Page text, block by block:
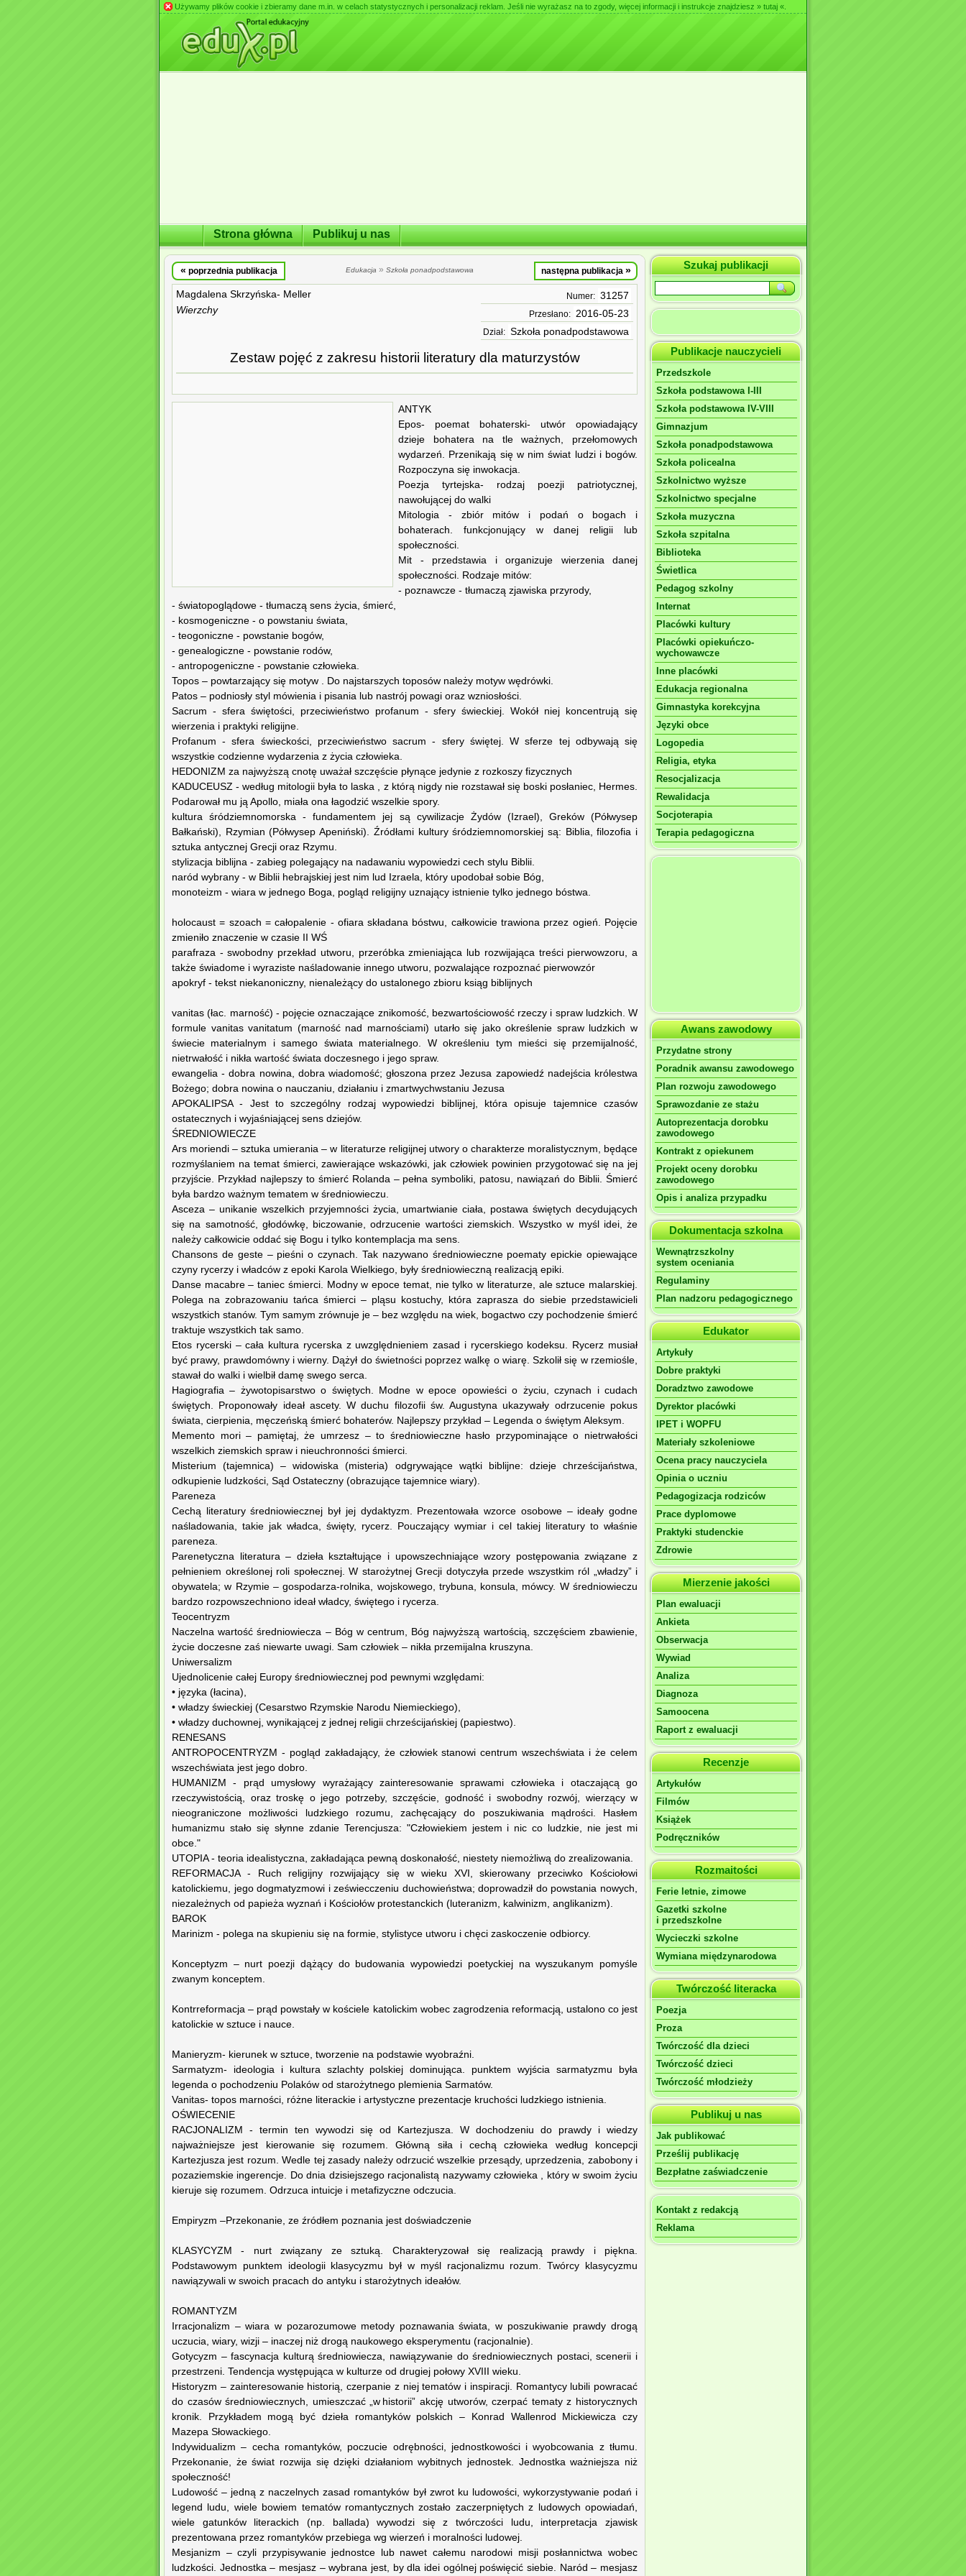
Używamy plików cookie i zbieramy dane m.in. w celach statystycznych i personalizacji reklam. Jeśli nie wyrażasz na to zgody, więcej informacji i instrukcje znajdziesz » tutaj «
Strona główna Publikuj u nas
« poprzednia publikacja Edukacja » Szkoła ponadpodstawowa następna publikacja »
Magdalena Skrzyńska- Meller
Wierzchy
Numer: 31257
Przesłano: 2016-05-23
Dział: Szkoła ponadpodstawowa
Zestaw pojęć z zakresu historii literatury dla maturzystów
ANTYK
Epos- poemat bohaterski- utwór opowiadający
dzieje bohatera na tle ważnych, przełomowych
wydarzeń. Przenikają się w nim świat ludzi i bogów.
Rozpoczyna się inwokacja.
Poezja tyrtejska- rodzaj poezji patriotycznej,
nawołującej do walki
Mitologia - zbiór mitów i podań o bogach i
bohaterach. funkcjonujący w danej religii lub
społeczności.
Mit - przedstawia i organizuje wierzenia danej
społeczności. Rodzaje mitów:
- poznawcze - tłumaczą zjawiska przyrody,
- światopoglądowe - tłumaczą sens życia, śmierć,
- kosmogeniczne - o powstaniu świata,
- teogoniczne - powstanie bogów,
- genealogiczne - powstanie rodów,
- antropogeniczne - powstanie człowieka.
Topos – powtarzający się motyw . Do najstarszych toposów należy motyw wędrówki.
Patos – podniosły styl mówienia i pisania lub nastrój powagi oraz wzniosłości.
Sacrum - sfera świętości, przeciwieństwo profanum - sfery świeckiej. Wokół niej koncentrują się
wierzenia i praktyki religijne.
Profanum - sfera świeckości, przeciwieństwo sacrum - sfery świętej. W sferze tej odbywają się
wszystkie codzienne wydarzenia z życia człowieka.
HEDONIZM za najwyższą cnotę uważał szczęście płynące jedynie z rozkoszy fizycznych
KADUCEUSZ - według mitologii była to laska , z którą nigdy nie rozstawał się boski posłaniec, Hermes.
Podarował mu ją Apollo, miała ona łagodzić wszelkie spory.
kultura śródziemnomorska - fundamentem jej są cywilizacje Żydów (Izrael), Greków (Półwysep
Bałkański), Rzymian (Półwysep Apeniński). Źródłami kultury śródziemnomorskiej są: Biblia, filozofia i
sztuka antycznej Grecji oraz Rzymu.
stylizacja biblijna - zabieg polegający na nadawaniu wypowiedzi cech stylu Biblii.
naród wybrany - w Biblii hebrajskiej jest nim lud Izraela, który upodobał sobie Bóg,
monoteizm - wiara w jednego Boga, pogląd religijny uznający istnienie tylko jednego bóstwa.
holocaust = szoach = całopalenie - ofiara składana bóstwu, całkowicie trawiona przez ogień. Pojęcie
zmieniło znaczenie w czasie II WŚ
parafraza - swobodny przekład utworu, przeróbka zmieniająca lub rozwijająca treści pierwowzoru, a
także świadome i wyraziste naśladowanie innego utworu, pozwalające rozpoznać pierwowzór
apokryf - tekst niekanoniczny, nienależący do ustalonego zbioru ksiąg biblijnych
vanitas (łac. marność) - pojęcie oznaczające znikomość, bezwartościowość rzeczy i spraw ludzkich. W
formule vanitas vanitatum (marność nad marnościami) utarło się jako określenie spraw ludzkich w
świecie materialnym i samego świata materialnego. W określeniu tym mieści się przemijalność,
nietrwałość i nikła wartość świata doczesnego i jego spraw.
ewangelia - dobra nowina, dobra wiadomość; głoszona przez Jezusa zapowiedź nadejścia królestwa
Bożego; dobra nowina o nauczaniu, działaniu i zmartwychwstaniu Jezusa
APOKALIPSA - Jest to szczególny rodzaj wypowiedzi biblijnej, która opisuje tajemnice czasów
ostatecznych i wyjaśniającej sens dziejów.
ŚREDNIOWIECZE
Ars moriendi – sztuka umierania – w literaturze religijnej utwory o charakterze moralistycznym, będące
rozmyślaniem na temat śmierci, zawierające wskazówki, jak człowiek powinien przygotować się na jej
przyjście. Przykład najlepszy to śmierć Rolanda – pełna symboliki, patosu, nawiązań do Biblii. Śmierć
była bardzo ważnym tematem w średniowieczu.
Asceza – unikanie wszelkich przyjemności życia, umartwianie ciała, postawa świętych decydujących
się na samotność, głodówkę, biczowanie, odrzucenie wartości ziemskich. Wszystko w myśl idei, że
należy całkowicie oddać się Bogu i tylko kontemplacja ma sens.
Chansons de geste – pieśni o czynach. Tak nazywano średniowieczne poematy epickie opiewające
czyny rycerzy i władców z epoki Karola Wielkiego, były średniowieczną realizacją epiki.
Danse macabre – taniec śmierci. Modny w epoce temat, nie tylko w literaturze, ale sztuce malarskiej.
Polega na zobrazowaniu tańca śmierci – pląsu kostuchy, która zaprasza do siebie przedstawicieli
wszystkich stanów. Tym samym zrównuje je – bez względu na wiek, bogactwo czy pochodzenie śmierć
traktuje wszystkich tak samo.
Etos rycerski – cała kultura rycerska z uwzględnieniem zasad i rycerskiego kodeksu. Rycerz musiał
być prawy, prawdomówny i wierny. Dążył do świetności poprzez walkę o wiarę. Szkolił się w rzemiośle,
stawał do walki i wielbił damę swego serca.
Hagiografia – żywotopisarstwo o świętych. Modne w epoce opowieści o życiu, czynach i cudach
świętych. Proponowały ideał ascety. W duchu filozofii św. Augustyna ukazywały odrzucenie pokus
świata, cierpienia, męczeńską śmierć bohaterów. Najlepszy przykład – Legenda o świętym Aleksym.
Memento mori – pamiętaj, że umrzesz – to średniowieczne hasło przypominające o nietrwałości
wszelkich ziemskich spraw i nieuchronności śmierci.
Misterium (tajemnica) – widowiska (misteria) odgrywające wątki biblijne: dzieje chrześcijaństwa,
odkupienie ludzkości, Sąd Ostateczny (obrazujące tajemnice wiary).
Pareneza
Cechą literatury średniowiecznej był jej dydaktyzm. Prezentowała wzorce osobowe – ideały godne
naśladowania, takie jak władca, święty, rycerz. Pouczający wymiar i cel takiej literatury to właśnie
pareneza.
Parenetyczna literatura – dzieła kształtujące i upowszechniające wzory postępowania związane z
pełnieniem określonej roli społecznej. W starożytnej Grecji dotyczyła przede wszystkim ról „władzy” i
obywatela; w Rzymie – gospodarza-rolnika, wojskowego, trybuna, konsula, mówcy. W średniowieczu
bardzo rozpowszechniono ideał władcy, świętego i rycerza.
Teocentryzm
Naczelna wartość średniowiecza – Bóg w centrum, Bóg najwyższą wartością, szczęściem zbawienie,
życie doczesne zaś niewarte uwagi. Sam człowiek – nikła przemijalna kruszyna.
Uniwersalizm
Ujednolicenie całej Europy średniowiecznej pod pewnymi względami:
• języka (łacina),
• władzy świeckiej (Cesarstwo Rzymskie Narodu Niemieckiego),
• władzy duchownej, wynikającej z jednej religii chrześcijańskiej (papiestwo).
RENESANS
ANTROPOCENTRYZM - pogląd zakładający, że człowiek stanowi centrum wszechświata i że celem
wszechświata jest jego dobro.
HUMANIZM - prąd umysłowy wyrażający zainteresowanie sprawami człowieka i otaczającą go
rzeczywistością, oraz troskę o jego potrzeby, szczęście, godność i swobodny rozwój, wierzący w
nieograniczone możliwości ludzkiego rozumu, zachęcający do poszukiwania mądrości. Hasłem
humanizmu stało się słynne zdanie Terencjusza: "Człowiekiem jestem i nic co ludzkie, nie jest mi
obce."
UTOPIA - teoria idealistyczna, zakładająca pewną doskonałość, niestety niemożliwą do zrealizowania.
REFORMACJA - Ruch religijny rozwijający się w wieku XVI, skierowany przeciwko Kościołowi
katolickiemu, jego dogmatyzmowi i zeświecczeniu duchowieństwa; doprowadził do powstania nowych,
niezależnych od papieża wyznań i Kościołów protestanckich (luteranizm, kalwinizm, anglikanizm).
BAROK
Marinizm - polega na skupieniu się na formie, stylistyce utworu i chęci zaskoczenie odbiorcy.
Konceptyzm – nurt poezji dążący do budowania wypowiedzi poetyckiej na wyszukanym pomyśle
zwanym konceptem.
Kontrreformacja – prąd powstały w kościele katolickim wobec zagrodzenia reformacją, ustalono co jest
katolickie w sztuce i nauce.
Manieryzm- kierunek w sztuce, tworzenie na podstawie wyobraźni.
Sarmatyzm- ideologia i kultura szlachty polskiej dominująca. punktem wyjścia sarmatyzmu była
legenda o pochodzeniu Polaków od starożytnego plemienia Sarmatów.
Vanitas- topos marności, różne literackie i artystyczne prezentacje kruchości ludzkiego istnienia.
OŚWIECENIE
RACJONALIZM - termin ten wywodzi się od Kartezjusza. W dochodzeniu do prawdy i wiedzy
najważniejsze jest kierowanie się rozumem. Główną siła i cechą człowieka według koncepcji
Kartezjusza jest rozum. Wedle tej zasady należy odrzucić wszelkie przesądy, uprzedzenia, zabobony i
pozaziemskie ingerencje. Do dnia dzisiejszego racjonalistą nazywamy człowieka , który w swoim życiu
kieruje się rozumem. Odrzuca intuicje i metafizyczne odczucia.
Empiryzm –Przekonanie, ze źródłem poznania jest doświadczenie
KLASYCYZM - nurt związany ze sztuką. Charakteryzował się realizacją prawdy i piękna.
Podstawowym punktem ideologii klasycyzmu był w myśl racjonalizmu rozum. Twórcy klasycyzmu
nawiązywali w swoich pracach do antyku i starożytnych ideałów.
ROMANTYZM
Irracjonalizm – wiara w pozarozumowe metody poznawania świata, w poszukiwanie prawdy drogą
uczucia, wiary, wizji – inaczej niż drogą naukowego eksperymentu (racjonalnie).
Gotycyzm – fascynacja kulturą średniowiecza, nawiązywanie do średniowiecznych postaci, scenerii i
przestrzeni. Tendencja występująca w kulturze od drugiej połowy XVIII wieku.
Historyzm – zainteresowanie historią, czerpanie z niej tematów i inspiracji. Romantycy lubili powracać
do czasów średniowiecznych, umieszczać „w historii” akcję utworów, czerpać tematy z historycznych
kronik. Przykładem mogą być dzieła romantyków polskich – Konrad Wallenrod Mickiewicza czy
Mazepa Słowackiego.
Indywidualizm – cecha romantyków, poczucie odrębności, jednostkowości i wyobcowania z tłumu.
Przekonanie, że świat rozwija się dzięki działaniom wybitnych jednostek. Jednostka ważniejsza niż
społeczność!
Ludowość – jedną z naczelnych zasad romantyków był zwrot ku ludowości, wykorzystywanie podań i
legend ludu, wiele bowiem tematów romantycznych zostało zaczerpniętych z ludowych opowiadań,
wiele gatunków literackich (np. ballada) wywodzi się z twórczości ludu, interpretacja zjawisk
prezentowana przez romantyków przebiega wg wierzeń i moralności ludowej.
Mesjanizm – czyli przypisywanie jednostce lub nawet całemu narodowi misji posłannictwa wobec
ludzkości. Jednostka – mesjasz – wybrana jest, by dla idei ogólnej poświęcić siebie. Naród – mesjasz
Szukaj publikacji
Publikacje nauczycieli
Przedszkole
Szkoła podstawowa I-III
Szkoła podstawowa IV-VIII
Gimnazjum
Szkoła ponadpodstawowa
Szkoła policealna
Szkolnictwo wyższe
Szkolnictwo specjalne
Szkoła muzyczna
Szkoła szpitalna
Biblioteka
Świetlica
Pedagog szkolny
Internat
Placówki kultury
Placówki opiekuńczo-
wychowawcze
Inne placówki
Edukacja regionalna
Gimnastyka korekcyjna
Języki obce
Logopedia
Religia, etyka
Resocjalizacja
Rewalidacja
Socjoterapia
Terapia pedagogiczna
Awans zawodowy
Przydatne strony
Poradnik awansu zawodowego
Plan rozwoju zawodowego
Sprawozdanie ze stażu
Autoprezentacja dorobku
zawodowego
Kontrakt z opiekunem
Projekt oceny dorobku
zawodowego
Opis i analiza przypadku
Dokumentacja szkolna
Wewnątrzszkolny
system oceniania
Regulaminy
Plan nadzoru pedagogicznego
Edukator
Artykuły
Dobre praktyki
Doradztwo zawodowe
Dyrektor placówki
IPET i WOPFU
Materiały szkoleniowe
Ocena pracy nauczyciela
Opinia o uczniu
Pedagogizacja rodziców
Prace dyplomowe
Praktyki studenckie
Zdrowie
Mierzenie jakości
Plan ewaluacji
Ankieta
Obserwacja
Wywiad
Analiza
Diagnoza
Samoocena
Raport z ewaluacji
Recenzje
Artykułów
Filmów
Książek
Podręczników
Rozmaitości
Ferie letnie, zimowe
Gazetki szkolne
i przedszkolne
Wycieczki szkolne
Wymiana międzynarodowa
Twórczość literacka
Poezja
Proza
Twórczość dla dzieci
Twórczość dzieci
Twórczość młodzieży
Publikuj u nas
Jak publikować
Prześlij publikację
Bezpłatne zaświadczenie
Kontakt z redakcją
Reklama